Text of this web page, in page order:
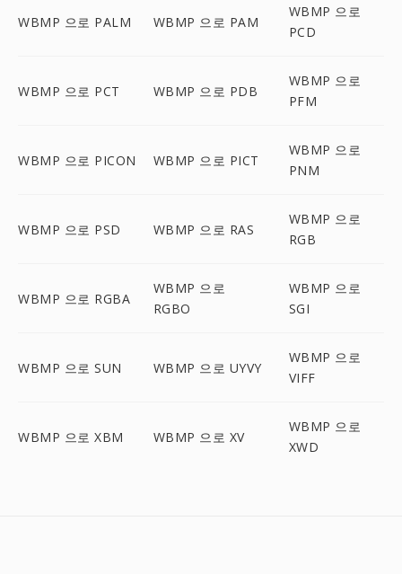
WBMP 으로 PALM WBMP 으로 PAM
WBMP 으로
PCD
WBMP 으로 PCT WBMP 으로 PDB
WBMP 으로
PFM
WBMP 으로 PICON WBMP 으로 PICT
WBMP 으로
PNM
WBMP 으로 PSD WBMP 으로 RAS
WBMP 으로
RGB
WBMP 으로 RGBA
WBMP 으로
RGBO
WBMP 으로
SGI
WBMP 으로 SUN WBMP 으로 UYVY
WBMP 으로
VIFF
WBMP 으로 XBM WBMP 으로 XV
WBMP 으로
XWD